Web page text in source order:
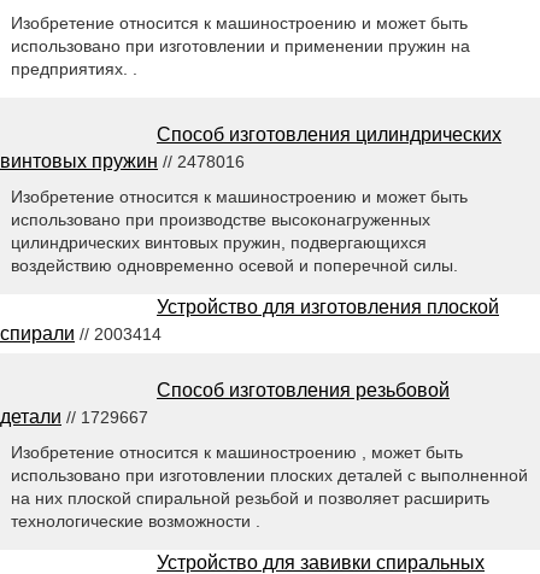
Изобретение относится к машиностроению и может быть
использовано при изготовлении и применении пружин на
предприятиях. .
Способ изготовления цилиндрических
винтовых пружин // 2478016
Изобретение относится к машиностроению и может быть
использовано при производстве высоконагруженных
цилиндрических винтовых пружин, подвергающихся
воздействию одновременно осевой и поперечной силы.
Устройство для изготовления плоской
спирали // 2003414
Способ изготовления резьбовой
детали // 1729667
Изобретение относится к машиностроению , может быть
использовано при изготовлении плоских деталей с выполненной
на них плоской спиральной резьбой и позволяет расширить
технологические возможности .
Устройство для завивки спиральных